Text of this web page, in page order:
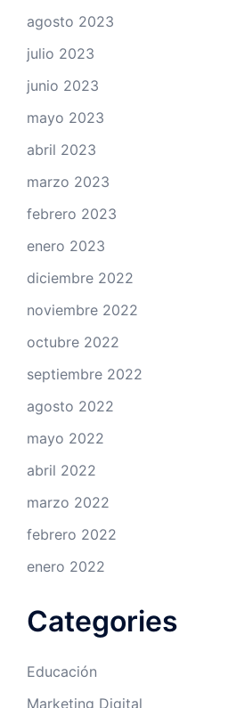
agosto 2023
julio 2023
junio 2023
mayo 2023
abril 2023
marzo 2023
febrero 2023
enero 2023
diciembre 2022
noviembre 2022
octubre 2022
septiembre 2022
agosto 2022
mayo 2022
abril 2022
marzo 2022
febrero 2022
enero 2022
Categories
Educación
Marketing Digital